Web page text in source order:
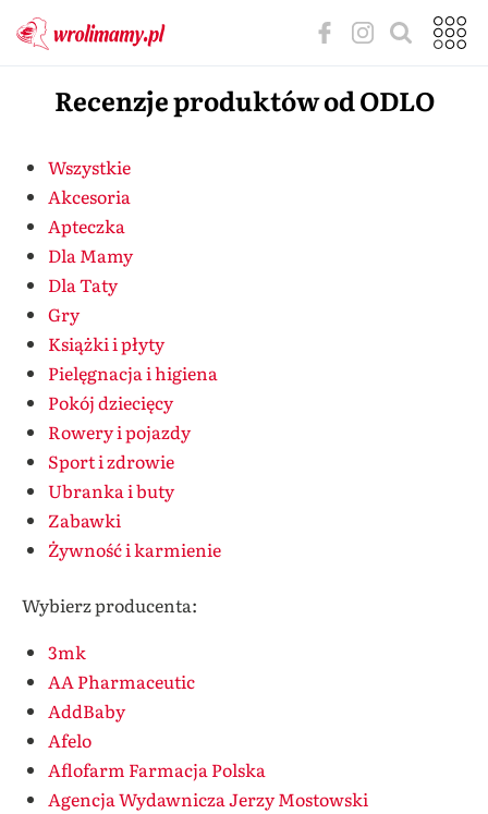
Recenzje produktów od ODLO
Wszystkie
Akcesoria
Apteczka
Dla Mamy
Dla Taty
Gry
Książki i płyty
Pielęgnacja i higiena
Pokój dziecięcy
Rowery i pojazdy
Sport i zdrowie
Ubranka i buty
Zabawki
Żywność i karmienie
Wybierz producenta:
3mk
AA Pharmaceutic
AddBaby
Afelo
Aflofarm Farmacja Polska
Agencja Wydawnicza Jerzy Mostowski